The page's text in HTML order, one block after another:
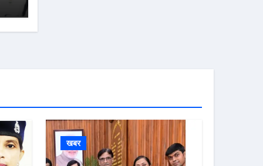
खबर